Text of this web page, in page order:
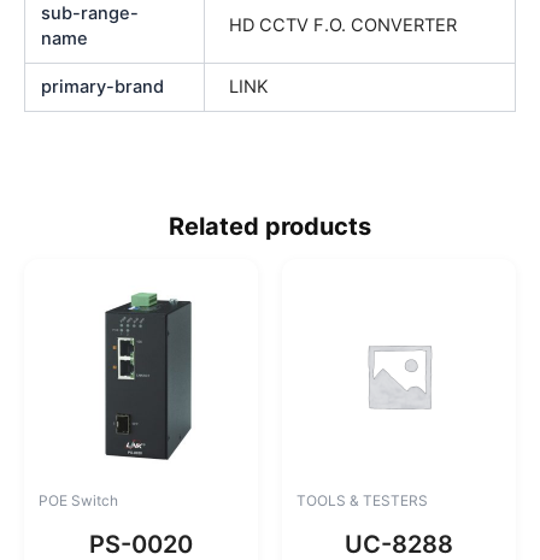
sub-range-
name
HD CCTV F.O. CONVERTER
primary-brand LINK
Related products
POE Switch
PS-0020
TOOLS & TESTERS
UC-8288